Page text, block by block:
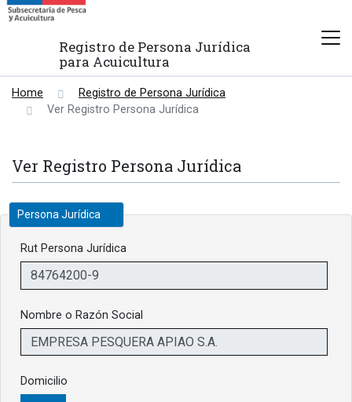
Registro de Persona Jurídica
para Acuicultura
Home
Registro de Persona Jurídica
Ver Registro Persona Jurídica
Ver Registro Persona Jurídica
Persona Jurídica
Rut Persona Jurídica
Nombre o Razón Social
Domicilio